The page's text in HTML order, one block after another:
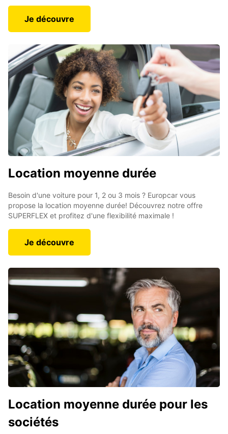
Je découvre
Location moyenne durée
Besoin d'une voiture pour 1, 2 ou 3 mois ? Europcar vous
propose la location moyenne durée! Découvrez notre offre
SUPERFLEX et profitez d'une flexibilité maximale !
Je découvre
Location moyenne durée pour les
sociétés